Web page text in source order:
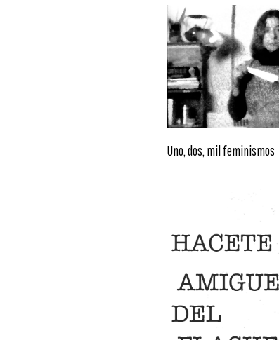
Uno, dos, mil feminismos